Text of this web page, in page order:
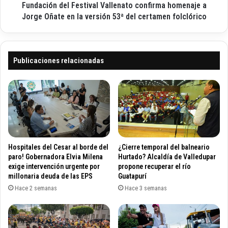
e
o
n
c
i
m
i
e
n
t
a
V
t
v
a
l
V
a
l
l
e
n
a
o
c
Fundación del Festival Vallenato confirma homenaje a
Jorge Oñate en la versión 53ª del certamen folclórico
Publicaciones relacionadas
Hospitales del Cesar al borde del
paro! Gobernadora Elvia Milena
exige intervención urgente por
millonaria deuda de las EPS
Hace 2 semanas
¿Cierre temporal del balneario
Hurtado? Alcaldía de Valledupar
propone recuperar el río
Guatapurí
Hace 3 semanas